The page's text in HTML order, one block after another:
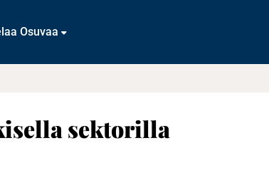
Osuvaa
sektorilla